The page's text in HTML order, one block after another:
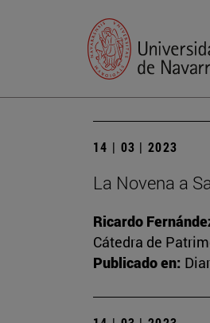
14 | 03 | 2023
La Novena a
Ricardo
Cátedra de
Publicado en: